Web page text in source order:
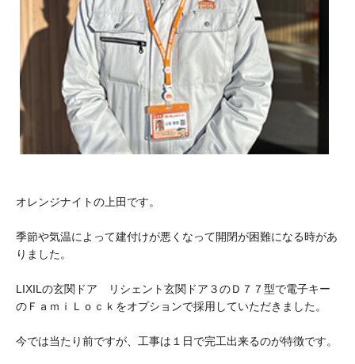
オレンジナイトの上田です。
季節や気温によって建付けが悪くなって開閉が困難になる時があ
りました。
LIXILの玄関ドア リシェント玄関ドア３のＤ７７型で電子キー
のＦａｍｉＬｏｃｋをオプションで採用していただきました。
今では当たり前ですが、工事は１日で完工出来るのが特徴です。